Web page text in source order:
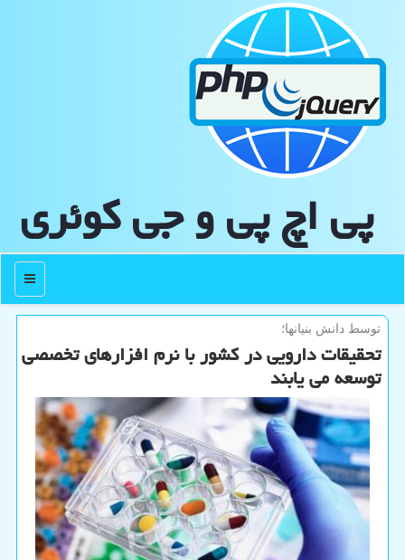
پی اچ پی و جی كوئری
منو
توسط دانش بنیانها؛
تحقیقات دارویی در كشور با نرم افزارهای تخصصی
توسعه می یابند